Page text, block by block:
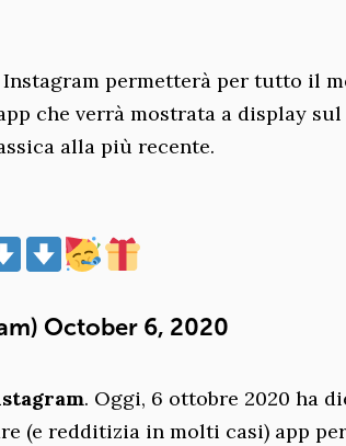
permetterà per tutto il
che verrà mostrata a display
alla più recente.
October 6, 2020
. Oggi, 6 ottobre 2020 ha
(e redditizia in molti casi) app